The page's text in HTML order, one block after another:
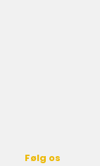
Følg os